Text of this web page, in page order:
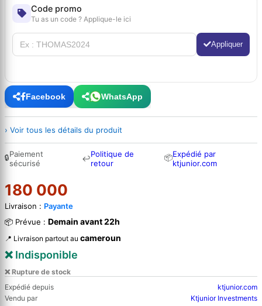
Code promo
Tu as un code ? Applique-le ici
Appliquer
Facebook WhatsApp
› Voir tous les détails du produit
🔒Paiement
sécurisé
↩Politique de
retour
📦Expédié par
ktjunior.com
180 000
Livraison : Payante
📦 Prévue : Demain avant 22h
📍 Livraison partout au cameroun
❌ Indisponible
❌ Rupture de stock
Expédié depuis
ktjunior.com
Vendu par
Ktjunior Investments